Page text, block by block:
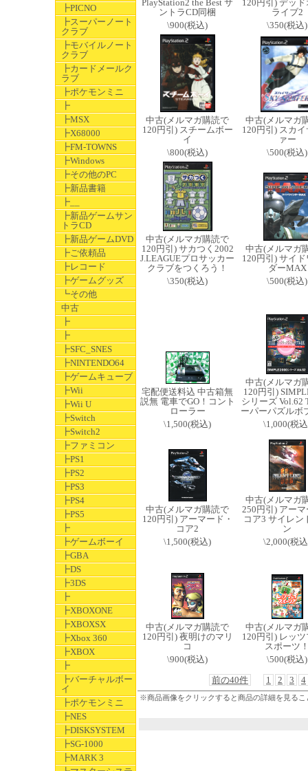
┣PICNO
┣スーパーノート
クラブ
┣モバイルノート
クラブ
┣カードメールク
ラブ
┣ポケモンミニ
┣
┣MSX
┣X68000
┣FM-TOWNS
┣Windows
┣その他のPC
┣新品書籍
┣__
┣新品ゲームサン
トラCD
┣新品ゲームDVD
┣ご依頼品
┣レコード
┣ゲームグッズ
┗その他
中古
┣
┣
┣SFC_SNES
┣NINTENDO64
┣ゲームキューブ
┣Wii
┣Wii U
┣Switch
┣Switch2
┣ファミコン
┣PS1
┣PS2
┣PS3
┣PS4
┣PS5
┣
┣ゲームボーイ
┣GBA
┣DS
┣3DS
┣
┣XBOXONE
┣XBOXSX
┣Xbox 360
┣XBOX
┣
┣バーチャルボー
イ
┣ポケモンミニ
┣NES
┣DISKSYSTEM
┣SG-1000
┣MARK 3
PlayStation2 the Best サ
ントラCD同梱
\900(税込)
120円引) デッ
ライブ2
\350(税込)
中古(メルマガ購読で
120円引) スチームボー
イ
\800(税込)
中古(メルマガ
120円引) スカ
ァー
\500(税込)
中古(メルマガ購読で
120円引) サカつく2002
J.LEAGUEプロサッカー
クラブをつくろう！
\350(税込)
中古(メルマガ
120円引) サイ
ダーMAX
\500(税込)
宅配便送料込 中古箱無
説無 電車でGO！コント
ローラー
\1,500(税込)
中古(メルマガ
120円引)
シリーズ Vol.62
ーパーパズルボ
\1,000(税
中古(メルマガ購読で
120円引) アーマード・
コア2
\1,500(税込)
中古(メルマガ
250円引) アー
コア3 サイレン
ン
\2,000(税
中古(メルマガ購読で
120円引) 夜明けのマリ
コ
\900(税込)
中古(メルマガ
120円引) レッ
スポーツ
\500(税込)
前の40件
1 2 3 4
※商品画像をクリックすると商品の詳細を見るこ